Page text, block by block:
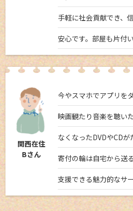
手軽に社会貢献でき、
安心です。部屋も片付
関西在住
Bさん
今やスマホでアプリを
映画観たり音楽を聴い
なくなったDVDやCDが
寄付の輪は自宅から送
支援できる魅力的なサ